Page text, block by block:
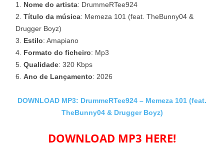
Nome do artista: DrummeRTee924
Título da música: Memeza 101 (feat. TheBunny04 &
Drugger Boyz)
Estilo: Amapiano
Formato do ficheiro: Mp3
Qualidade: 320 Kbps
Ano de Lançamento: 2026
DOWNLOAD MP3: DrummeRTee924 – Memeza 101 (feat.
TheBunny04 & Drugger Boyz)
DOWNLOAD MP3 HERE!